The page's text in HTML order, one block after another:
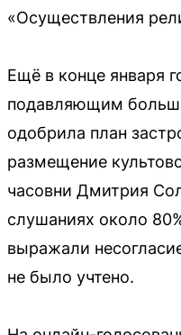
«Осуществления
Ещё в конце января
подавляющим
одобрила план
размещение
часовни Дмитрия
слушаниях около
выражали
не было учтено.